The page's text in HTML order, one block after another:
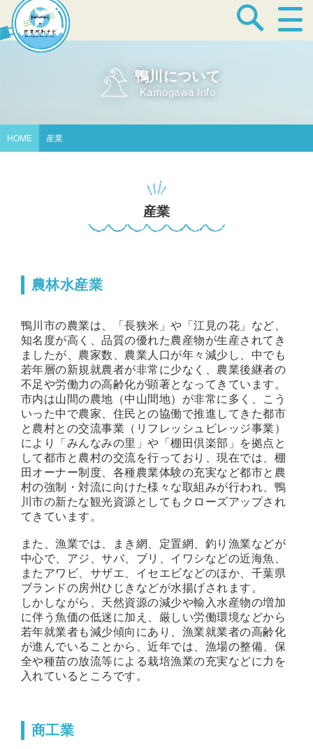
宿泊・温泉
体験プログラム
特産品
鴨川について
生活
観光ガイド
レンタサイクル
鴨川について
Kamogawa Info
HOME 産業
産業
農林水産業
鴨川市の農業は、「長狭米」や「江見の花」など、
知名度が高く、品質の優れた農産物が生産されてき
ましたが、農家数、農業人口が年々減少し、中でも
若年層の新規就農者が非常に少なく、農業後継者の
不足や労働力の高齢化が顕著となってきています。
市内は山間の農地（中山間地）が非常に多く、こう
いった中で農家、住民との協働で推進してきた都市
と農村との交流事業（リフレッシュビレッジ事業）
により「みんなみの里」や「棚田倶楽部」を拠点と
して都市と農村の交流を行っており、現在では、棚
田オーナー制度、各種農業体験の充実など都市と農
村の強制・対流に向けた様々な取組みが行われ、鴨
川市の新たな観光資源としてもクローズアップされ
てきています。
また、漁業では、まき網、定置網、釣り漁業などが
中心で、アジ、サバ、ブリ、イワシなどの近海魚、
またアワビ、サザエ、イセエビなどのほか、千葉県
ブランドの房州ひじきなどが水揚げされます。
しかしながら、天然資源の減少や輸入水産物の増加
に伴う魚価の低迷に加え、厳しい労働環境などから
若年就業者も減少傾向にあり、漁業就業者の高齢化
が進んでいることから、近年では、漁場の整備、保
全や種苗の放流等による栽培漁業の充実などに力を
入れているところです。
商工業